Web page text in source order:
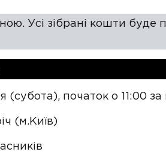
Усі зібрані кошти
(субота), початок о 11:00
(м.Київ)